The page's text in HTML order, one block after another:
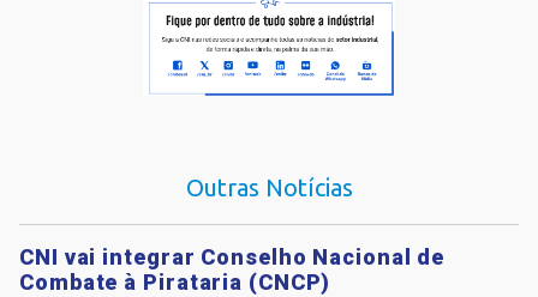
Outras Notícias
CNI vai integrar Conselho Nacional de
Combate à Pirataria (CNCP)